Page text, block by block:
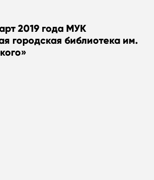
2019 года МУК
городская библиотека им.